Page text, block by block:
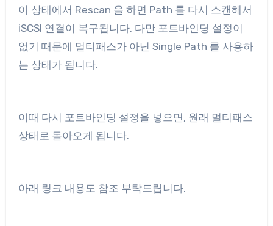
이 상태에서 Rescan 을 하면 Path 를 다시 스캔해서
iSCSI 연결이 복구됩니다. 다만 포트바인딩 설정이
없기 때문에 멀티패스가 아닌 Single Path 를 사용하
는 상태가 됩니다.
이때 다시 포트바인딩 설정을 넣으면, 원래 멀티패스
상태로 돌아오게 됩니다.
아래 링크 내용도 참조 부탁드립니다.